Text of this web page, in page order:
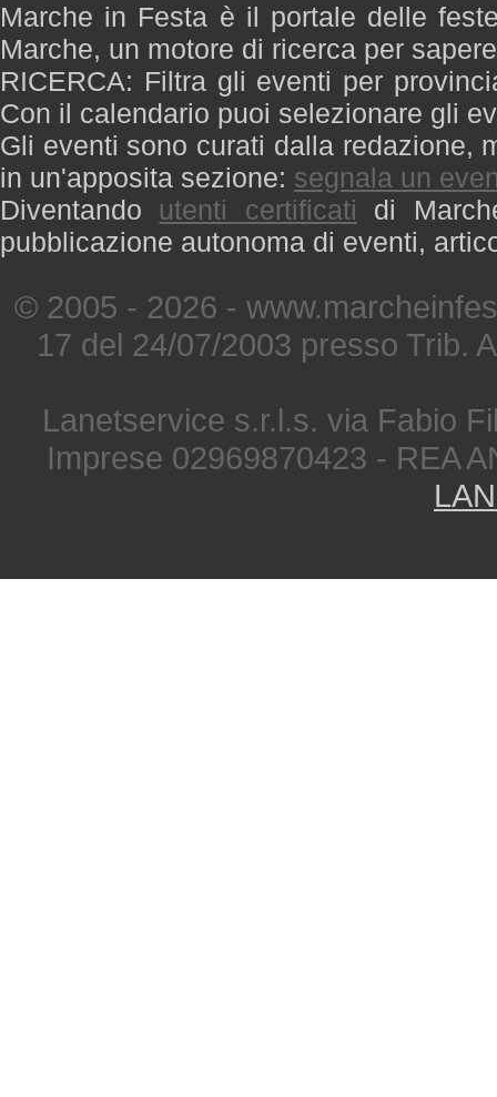
Marche in Festa è il portale delle
Marche, un motore di ricerca per
RICERCA: Filtra gli eventi per
Con il calendario puoi selezionare gli
Gli eventi sono curati dalla redazione,
in un'apposita sezione: segnala un
Diventando utenti certificati di
pubblicazione autonoma di eventi,
© 2005 - 2026 -
17 del 24/07/2003 presso Trib.
Lanetservice s.r.l.s. via Fabio
Imprese 02969870423 - REA